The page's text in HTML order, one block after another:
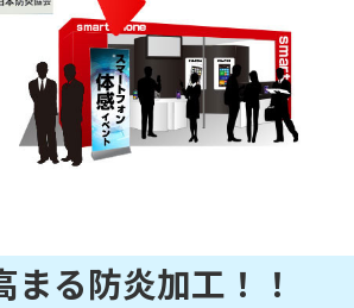
まる防炎加工！！